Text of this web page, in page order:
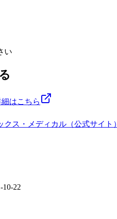
い
はこちら
クス・メディカル（公式サイト
22